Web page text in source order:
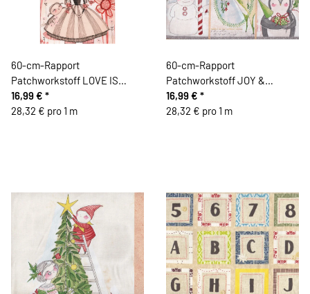
60-cm-Rapport
Patchworkstoff LOVE IS
SPOKEN HERE, Mutterliebe,
Cori Dantini
16,99 € *
28,32 € pro 1 m
60-cm-Rapport
Patchworkstoff JOY &
WONDER, musikalische
Gesellen, Cori Dantini
16,99 € *
28,32 € pro 1 m